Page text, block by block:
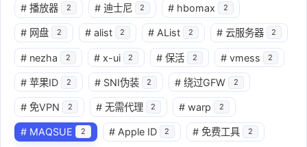
# 播放器 2 # 迪士尼 2 # hbomax 2
# 网盘 2 # alist 2 # AList 2 # 云服务器 2
# nezha 2 # x-ui 2 # 保活 2 # vmess 2
# 苹果ID 2 # SNI伪装 2 # 绕过GFW 2
# 免VPN 2 # 无需代理 2 # warp 2
# MAQSUE 2 # Apple ID 2 # 免费工具 2